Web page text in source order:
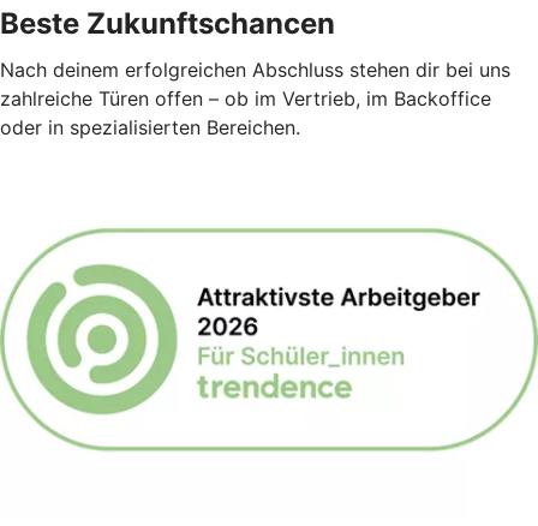
Beste Zukunftschancen
Nach deinem erfolgreichen Abschluss stehen dir bei uns
zahlreiche Türen offen – ob im Vertrieb, im Backoffice
oder in spezialisierten Bereichen.